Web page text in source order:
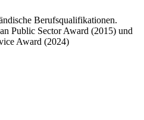
Berufsqualifikationen.
Public Sector Award (2015) und
Award (2024)